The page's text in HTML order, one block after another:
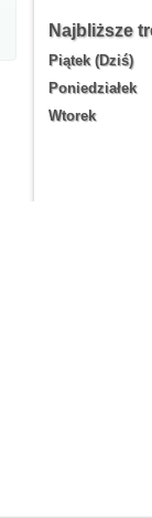
Najbliższe
Piątek (Dziś)
Poniedziałek
Wtorek